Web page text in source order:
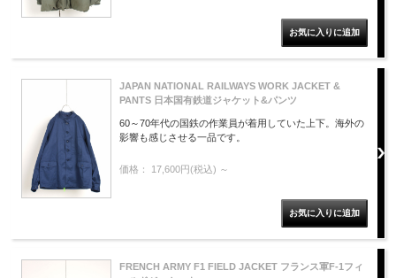
JAPAN NATIONAL RAILWAYS WORK JACKET &
PANTS 日本国有鉄道ジャケット&パンツ
60～70年代の国鉄の作業員が着用していた上下。海外の
影響も感じさせる一品です。
価格： 17,600円(税込) ～
FRENCH ARMY F1 FIELD JACKET フランス軍F-1フィ